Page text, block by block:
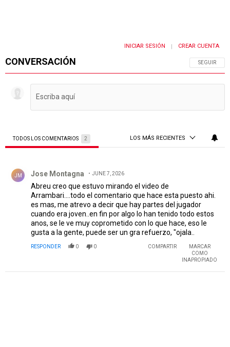
CONVERSACIÓN SIGA ESTA
SEGUIR
INICIAR SESIÓN | CREAR CUENTA
TODOS LOS COMENTARIOS 2 LOS MÁS RECIENTES
JM Jose Montagna JUNE 7, 2026
Abreu creo que estuvo mirando el video de
Arrambari....todo el comentario que hace esta puesto ahi.
es mas, me atrevo a decir que hay partes del jugador
cuando era joven..en fin por algo lo han tenido todo estos
anos, se le ve muy coprometido con lo que hace, eso le
gusta a la gente, puede ser un gra refuerzo, "ojala..
RESPONDER 0 0 COMPARTIR
MARCAR
COMO
INAPROPIADO